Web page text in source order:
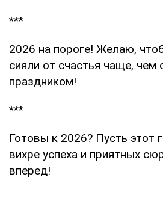
***
2026 на пороге! Желаю,
сияли от счастья чаще, чем
праздником!
***
Готовы к 2026? Пусть этот
вихре успеха и приятных
вперед!